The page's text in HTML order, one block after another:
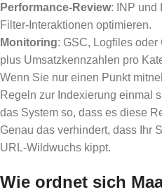
Performance-Review: INP und
Filter-Interaktionen optimieren.
Monitoring: GSC, Logfiles
plus Umsatzkennzahlen pro
Wenn Sie nur einen Punkt
Regeln zur Indexierung einmal
das System so, dass es diese
Genau das verhindert, dass Ihr
URL-Wildwuchs kippt.
Wie ordnet sich